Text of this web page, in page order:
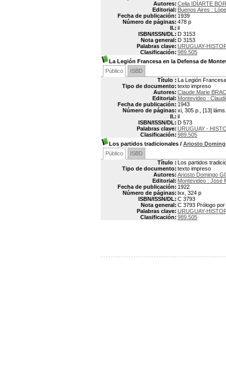
Autores: Celia IDIARTE
Editorial: Buenos Aires :
Fecha de publicación: 1939
Número de páginas: 478 p
Il.: il
ISBN/ISSN/DL: D 3153
Nota general: D 3153
Palabras clave: URUGUAY-
Clasificación: 989.505
La Legión Francesa en la Defensa de
Público
ISBD
Título : La Legión
Tipo de documento: texto impreso
Autores: Claude Marie
Editorial: Montevideo :
Fecha de publicación: 1943
Número de páginas: xi, 305 p., [13] láms.
Il.: il
ISBN/ISSN/DL: D 573
Palabras clave: URUGUAY -
Clasificación: 989.505
Los partidos tradicionales / Ariosto
Público
ISBD
Título : Los partidos
Tipo de documento: texto impreso
Autores: Ariosto Domingo
Editorial: Montevideo : José
Fecha de publicación: 1922
Número de páginas: lxx, 324 p
ISBN/ISSN/DL: C 3793
Nota general: C 3793 Prólogo
Palabras clave: URUGUAY-
Clasificación: 989.505